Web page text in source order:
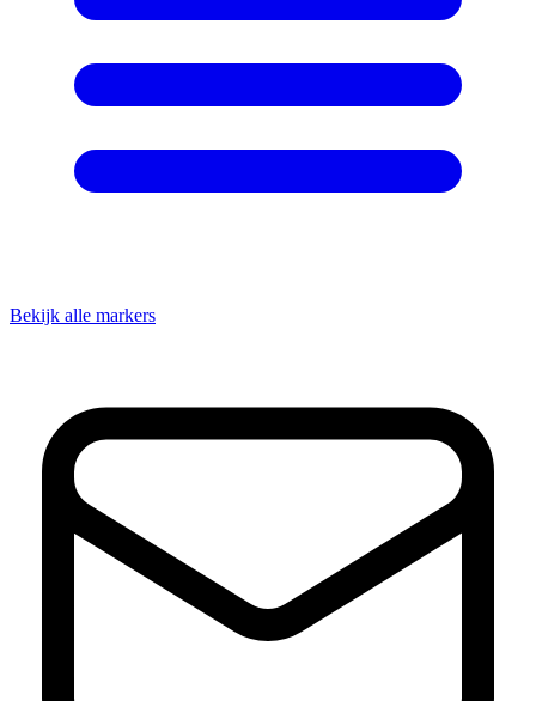
Bekijk alle markers